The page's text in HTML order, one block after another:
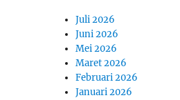
Juli 2026
Juni 2026
Mei 2026
Maret 2026
Februari 2026
Januari 2026